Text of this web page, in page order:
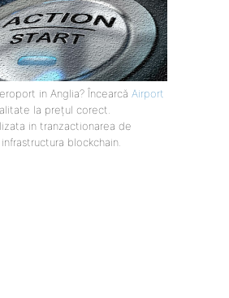
in Anglia? Încearcă Airport
la prețul corect.
in tranzactionarea de
infrastructura blockchain.